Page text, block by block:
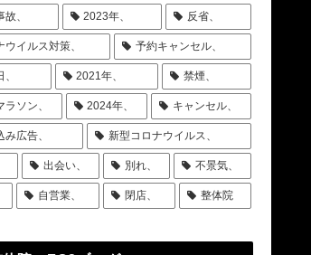
、 2023年、 反省、
ウイルス対策、 予約キャンセル、
2021年、 禁煙、
ラソン、 2024年、 キャンセル、
み広告、 新型コロナウイルス、
出会い、 別れ、 不景気、
自営業、 閉店、 整体院